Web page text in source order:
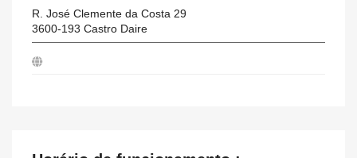
R. José Clemente da Costa 29
3600-193 Castro Daire